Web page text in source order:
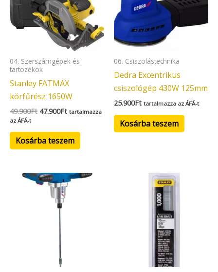
04. Szerszámgépek és
tartozékok
Stanley FATMAX
körfűrész 1650W
49.900Ft 47.900Ft tartalmazza
az ÁFÁ-t
Kosárba teszem
06. Csiszolástechnika
Dedra Excentrikus
csiszológép 430W 125mm
25.900Ft tartalmazza az ÁFÁ-t
Kosárba teszem